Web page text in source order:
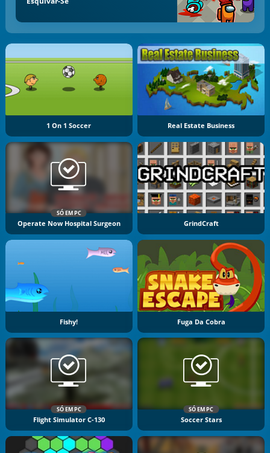
1 On 1 Soccer Real Estate Business
SÓ EM PC
Operate Now Hospital Surgeon GrindCraft
Fishy! Fuga Da Cobra
SÓ EM PC
Flight Simulator C-130
SÓ EM PC
Soccer Stars